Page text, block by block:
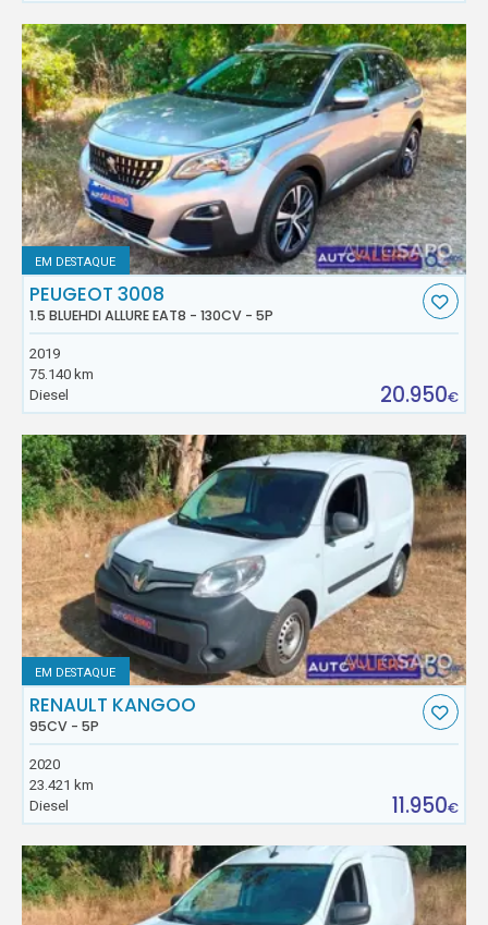
EM DESTAQUE
PEUGEOT 3008
1.5 BLUEHDI ALLURE EAT8 - 130CV - 5P
2019
75.140 km
Diesel
20.950€
EM DESTAQUE
RENAULT KANGOO
95CV - 5P
2020
23.421 km
Diesel
11.950€